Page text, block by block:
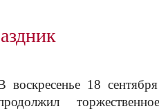
воскресенье 18